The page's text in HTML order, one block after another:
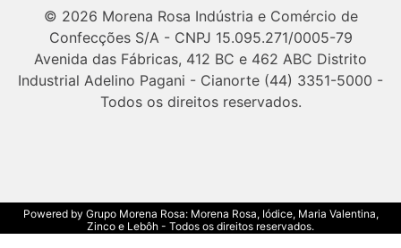
© 2026 Morena Rosa Indústria e Comércio de
Confecções S/A - CNPJ 15.095.271/0005-79
Avenida das Fábricas, 412 BC e 462 ABC Distrito
Industrial Adelino Pagani - Cianorte (44) 3351-5000 -
Todos os direitos reservados.
Powered by Grupo Morena Rosa: Morena Rosa, Iódice, Maria Valentina,
Zinco e Lebôh - Todos os direitos reservados.